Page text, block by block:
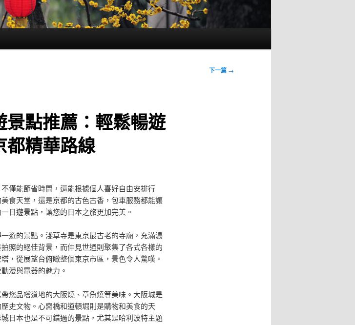
下一篇 →
景點推薦：輕鬆暢遊
都精華路線
僅能節省時間，還能根據個人喜好自由安排行
食天堂，還是京都的古色古香，包車服務都能讓
日遊景點，讓您的日本之旅更加完美。
遊的景點。淺草寺是東京最古老的寺廟，充滿濃
照的絕佳背景，而仲見世通則聚集了各式各樣的
，從展望台俯瞰整個東京市區，景色令人驚嘆。
漫與電器的魅力。
您品嚐道地的大阪燒、章魚燒等美味。大阪城是
史文物。心齋橋和道頓堀則是購物和美食的天
日本也是不可錯過的景點，尤其是哈利波特主題